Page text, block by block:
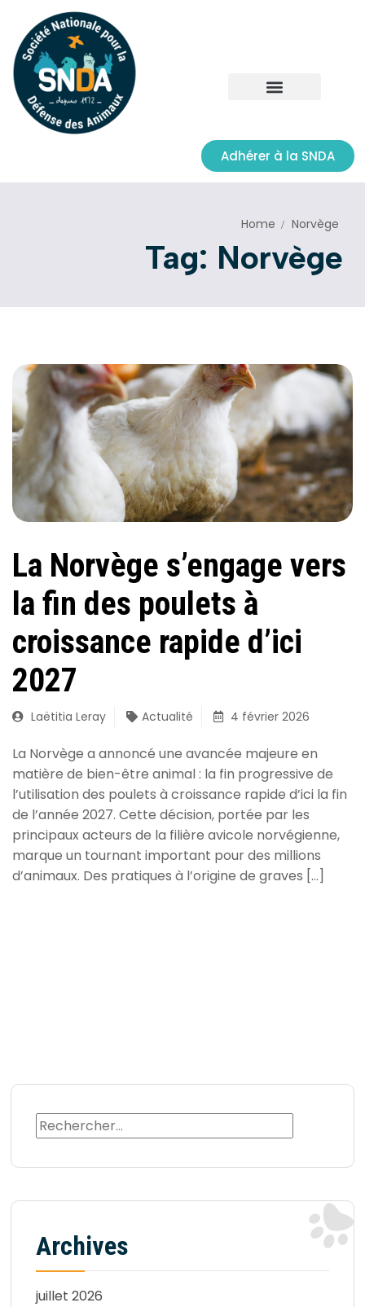
Adhérer à la SNDA
Home Norvège
Tag: Norvège
La Norvège s’engage vers
la fin des poulets à
croissance rapide d’ici
2027
Laëtitia Leray Actualité 4 février 2026
La Norvège a annoncé une avancée majeure en
matière de bien-être animal : la fin progressive de
l’utilisation des poulets à croissance rapide d’ici la fin
de l’année 2027. Cette décision, portée par les
principaux acteurs de la filière avicole norvégienne,
marque un tournant important pour des millions
d’animaux. Des pratiques à l’origine de graves […]
Archives
juillet 2026